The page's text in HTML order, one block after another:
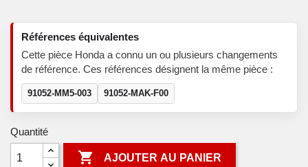
Références équivalentes
Cette pièce Honda a connu un ou plusieurs changements
de référence. Ces références désignent la même pièce :
91052-MM5-003 91052-MAK-F00
Quantité
 AJOUTER AU PANIER